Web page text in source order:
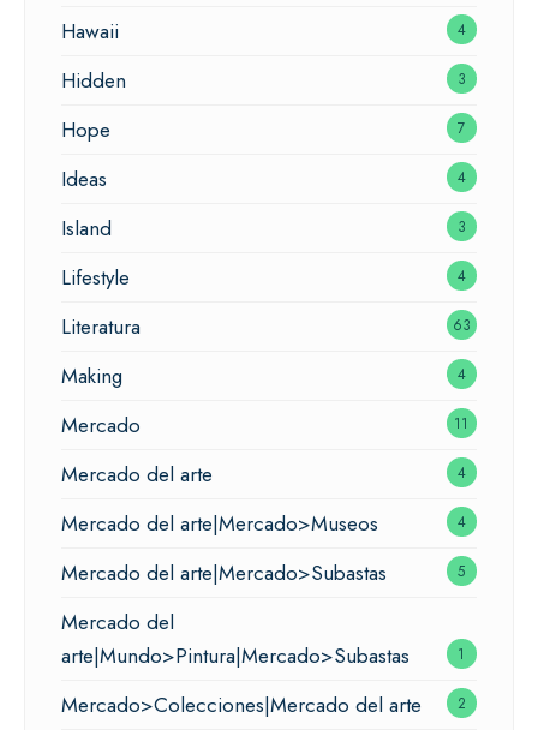
Hawaii 4
Hidden 3
Hope 7
Ideas 4
Island 3
Lifestyle 4
Literatura 63
Making 4
Mercado 11
Mercado del arte 4
Mercado del arte|Mercado>Museos 4
Mercado del arte|Mercado>Subastas 5
Mercado del
arte|Mundo>Pintura|Mercado>Subastas
1
Mercado>Colecciones|Mercado del arte 2